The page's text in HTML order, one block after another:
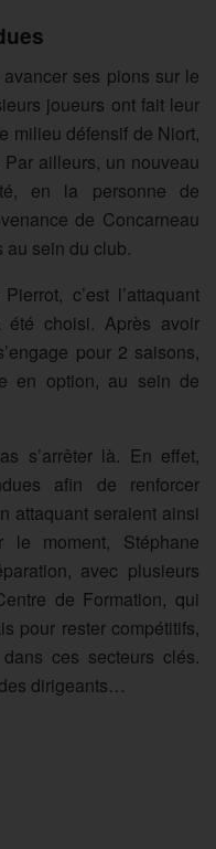
avancer ses pions sur le
joueurs ont fait leur
milieu défensif de Niort,
ailleurs, un nouveau
en la personne de
de Concarneau
au sein du club.
c’est l’attaquant
choisi. Après avoir
pour 2 saisons,
en option, au sein de
s’arrêter là. En effet,
afin de renforcer
attaquant seraient ainsi
moment, Stéphane
avec plusieurs
de Formation, qui
pour rester compétitifs,
ces secteurs clés.
dirigeants…